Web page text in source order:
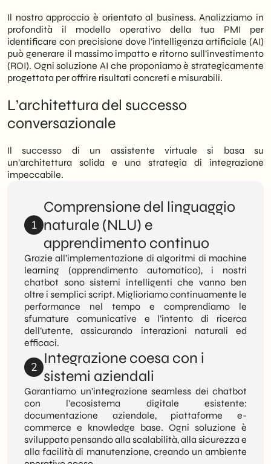
Il nostro approccio è orientato al business. Analizziamo in
profondità il modello operativo della tua PMI per
identificare con precisione dove l’intelligenza artificiale (AI)
può generare il massimo impatto e ritorno sull’investimento
(ROI). Ogni soluzione AI che proponiamo è strategicamente
progettata per offrire risultati concreti e misurabili.
L’architettura del successo
conversazionale
Il successo di un assistente virtuale si basa su
un’architettura solida e una strategia di integrazione
impeccabile.
1
Comprensione del linguaggio
naturale (NLU) e
apprendimento continuo
Grazie all’implementazione di algoritmi di machine
learning (apprendimento automatico), i nostri
chatbot sono sistemi intelligenti che vanno ben
oltre i semplici script. Miglioriamo continuamente le
performance nel tempo e comprendiamo le
sfumature comunicative e l’intento di ricerca
dell’utente, assicurando interazioni naturali ed
efficaci.
2 Integrazione coesa con i
sistemi aziendali
Garantiamo un’integrazione seamless dei chatbot
con l’ecosistema digitale esistente:
documentazione aziendale, piattaforme e-
commerce e knowledge base. Ogni soluzione è
sviluppata pensando alla scalabilità, alla sicurezza e
alla facilità di manutenzione, creando un ambiente